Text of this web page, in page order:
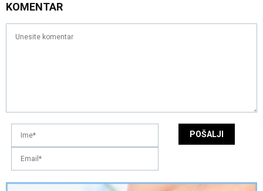
KOMENTAR